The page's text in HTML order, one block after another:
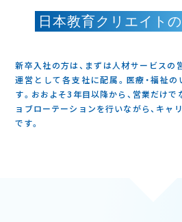
日本教育クリエイト
新卒入社の方は、まずは人材サービスの
運営として各支社に配属。医療・福祉
す。おおよそ3年目以降から、営業だけで
ョブローテーションを行いながら、キャ
です。